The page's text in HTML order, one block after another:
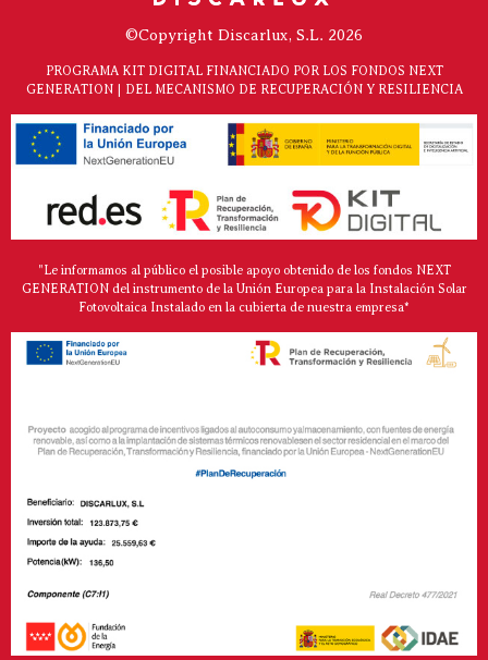
©Copyright Discarlux, S.L. 2026
PROGRAMA KIT DIGITAL FINANCIADO POR LOS FONDOS NEXT
GENERATION | DEL MECANISMO DE RECUPERACIÓN Y RESILIENCIA
"Le informamos al público el posible apoyo obtenido de los fondos NEXT
GENERATION del instrumento de la Unión Europea para la Instalación Solar
Fotovoltaica Instalado en la cubierta de nuestra empresa*